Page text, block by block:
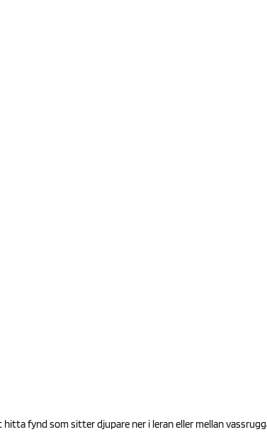
hitta fynd som sitter djupare ner i leran eller mellan